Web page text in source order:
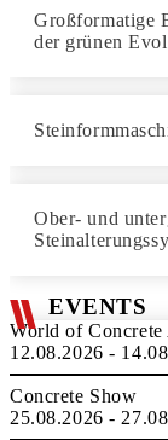
Großformatige
der grünen
Ober- und
EVENTS
World of Concrete
12.08.2026 -
Concrete Show
25.08.2026 -